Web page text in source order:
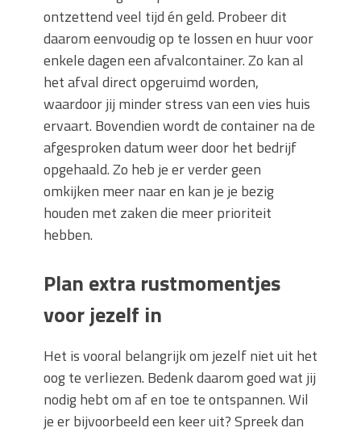
ontzettend veel tijd én geld. Probeer dit
daarom eenvoudig op te lossen en huur voor
enkele dagen een afvalcontainer. Zo kan al
het afval direct opgeruimd worden,
waardoor jij minder stress van een vies huis
ervaart. Bovendien wordt de container na de
afgesproken datum weer door het bedrijf
opgehaald. Zo heb je er verder geen
omkijken meer naar en kan je je bezig
houden met zaken die meer prioriteit
hebben.
Plan extra rustmomentjes
voor jezelf in
Het is vooral belangrijk om jezelf niet uit het
oog te verliezen. Bedenk daarom goed wat jij
nodig hebt om af en toe te ontspannen. Wil
je er bijvoorbeeld een keer uit? Spreek dan